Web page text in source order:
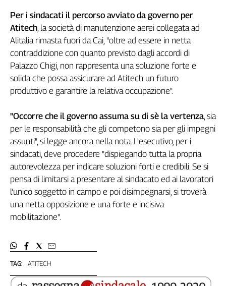
Fisac
Flai
Flc
Fp
Nidil
Slc
Spi
Caaf
Speciali
di
Genova,
il
sangue
della
anni
Academy
TAG: ATITECH
Per i sindacati il percorso avviato da governo per
Atitech , la società di manutenzione aerei collegata ad
Alitalia rimasta fuori da Cai, "oltre ad essere in netta
contraddizione con quanto previsto dagli accordi di
Palazzo Chigi, non rappresenta una soluzione forte e
solida che possa assicurare ad Atitech un futuro
produttivo e garantire la relativa occupazione".
"Occorre che il governo assuma su di sè la vertenza , sia
per le responsabilità che gli competono sia per gli impegni
assunti", si legge ancora nella nota. L'esecutivo, per i
sindacati, deve procedere "dispiegando tutta la propria
autorevolezza per indicare soluzioni forti e credibili. Se si
pensa di limitarsi a presentare al sindacato ed ai lavoratori
l'unico soggetto in campo e poi disimpegnarsi, si troverà
una netta opposizione e una forte e incisiva
mobilitazione".